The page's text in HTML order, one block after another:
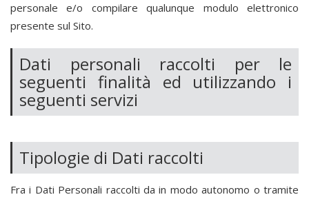
personale e/o compilare qualunque modulo elettronico
presente sul Sito.
Dati personali raccolti per le
seguenti finalità ed utilizzando i
seguenti servizi
Tipologie di Dati raccolti
Fra i Dati Personali raccolti dain modo autonomo o tramite